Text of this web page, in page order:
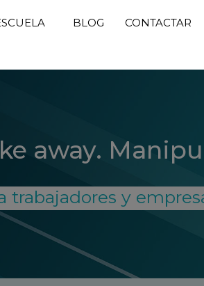
BLOG CONTACTAR
away.
trabajadores y